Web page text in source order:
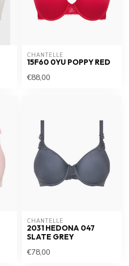
CHANTELLE
15F60 0YU POPPY RED
€88,00
CHANTELLE
2031 HEDONA 047
SLATE GREY
€78,00